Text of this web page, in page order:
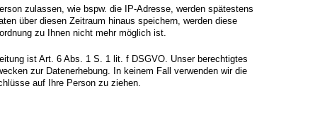
zulassen, wie bspw. die IP-Adresse, werden spätestens
über diesen Zeitraum hinaus speichern, werden diese
zu Ihnen nicht mehr möglich ist.
ist Art. 6 Abs. 1 S. 1 lit. f DSGVO. Unser berechtigtes
zur Datenerhebung. In keinem Fall verwenden wir die
auf Ihre Person zu ziehen.